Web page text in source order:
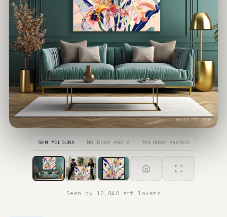
HOVER TO ZOOM
SEM MOLDURA MOLDURA PRETA MOLDURA BRANCA
ROOM LIFESTYLE CLOSE-UP
Seen by 12,840 art lovers